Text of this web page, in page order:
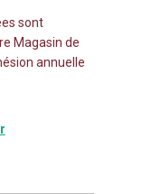
sont
Magasin de
annuelle